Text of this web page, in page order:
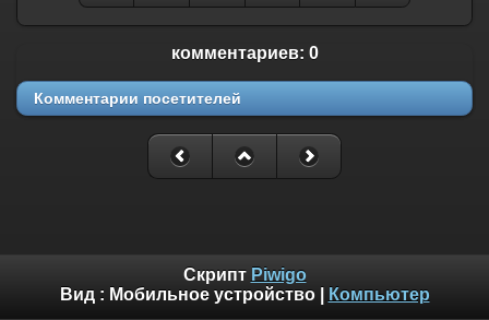
комментариев: 0
Комментарии посетителей
Скрипт Piwigo
Вид : Мобильное устройство| Компьютер